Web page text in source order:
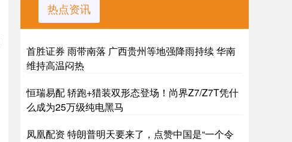
热点资讯
首胜证券 雨带南落 广西贵州等地强降雨持续 华南
维持高温闷热
恒瑞易配 轿跑+猎装双形态登场！尚界Z7/Z7T凭什
么成为25万级纯电黑马
凤凰配资 特朗普明天要来了，点赞中国是“一个令